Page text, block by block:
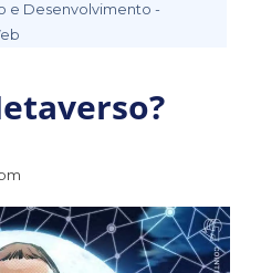
e Desenvolvimento -